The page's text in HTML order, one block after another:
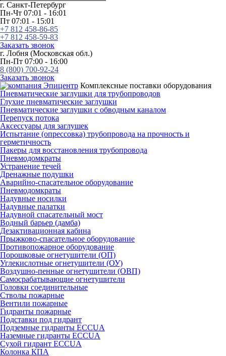
г. Санкт-Петербург
Пн-Чт 07:01 - 16:01
Пт 07:01 - 15:01
+7 812 458-86-85
+7 812 458-59-83
Заказать звонок
г. Лобня (Московская обл.)
Пн-Пт 07:00 - 16:00
8 (800) 700-92-24
Заказать звонок
Комплексные поставки оборудования
Пневматические заглушки для трубопроводов
Глухие пневматические заглушки
Пневматические заглушки с обводным каналом
Перепуск потока
Аксессуары для заглушек
Испытание (опрессовка) трубопровода на прочность и
герметичность
Пакеры для восстановления трубопровода
Пневмодомкраты
Устранение течей
Дренажные подушки
Аварийно-спасательное оборудование
Пневмодомкраты
Надувные носилки
Надувные палатки
Надувной спасательный мост
Водный барьер (дамба)
Дезактивационная кабина
Прыжково-спасательное оборудование
Противопожарное оборудование
Порошковые огнетушители (ОП)
Углекислотные огнетушители (ОУ)
Воздушно-пенные огнетушители (ОВП)
Самосрабатывающие огнетушители
Головки соединительные
Стволы пожарные
Вентили пожарные
Гидранты пожарные
Подставки под гидрант
Подземные гидранты ECCUA
Наземные гидранты ECCUA
Сухой гидрант ECCUA
Колонка КПА